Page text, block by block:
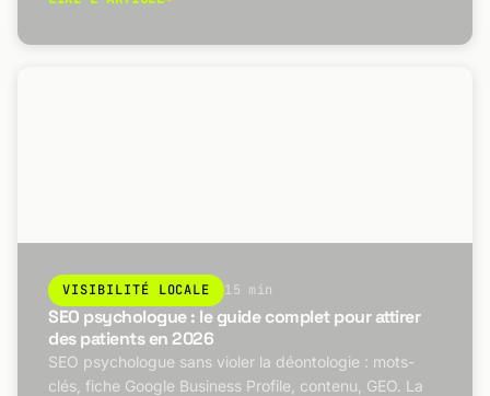
VISIBILITÉ LOCALE 15 min
SEO psychologue : le guide complet pour attirer
des patients en 2026
SEO psychologue sans violer la déontologie : mots-
clés, fiche Google Business Profile, contenu, GEO. La